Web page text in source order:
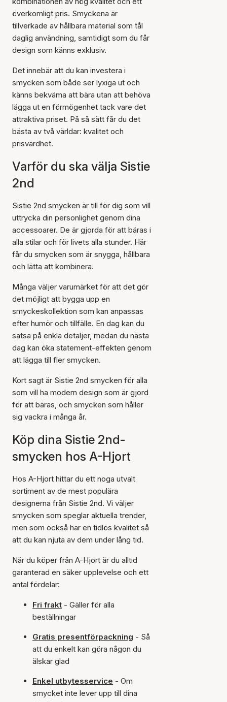
överkomligt pris. Smyckena är
tillverkade av hållbara material som tål
daglig användning, samtidigt som du får
design som känns exklusiv.
Det innebär att du kan investera i
smycken som både ser lyxiga ut och
känns bekväma att bära utan att behöva
lägga ut en förmögenhet tack vare det
attraktiva priset. På så sätt får du det
bästa av två världar: kvalitet och
prisvärdhet.
Varför du ska välja Sistie
2nd
Sistie 2nd smycken är till för dig som vill
uttrycka din personlighet genom dina
accessoarer. De är gjorda för att bäras i
alla stilar och för livets alla stunder. Här
får du smycken som är snygga, hållbara
och lätta att kombinera.
Många väljer varumärket för att det gör
det möjligt att bygga upp en
smyckeskollektion som kan anpassas
efter humör och tillfälle. En dag kan du
satsa på enkla detaljer, medan du nästa
dag kan öka statement-effekten genom
att lägga till fler smycken.
Kort sagt är Sistie 2nd smycken för alla
som vill ha modern design som är gjord
för att bäras, och smycken som håller
sig vackra i många år.
Köp dina Sistie 2nd-
smycken hos A-Hjort
Hos A-Hjort hittar du ett noga utvalt
sortiment av de mest populära
designerna från Sistie 2nd. Vi väljer
smycken som speglar aktuella trender,
men som också har en tidlös kvalitet så
att du kan njuta av dem under lång tid.
När du köper från A-Hjort är du alltid
garanterad en säker upplevelse och ett
antal fördelar:
Fri frakt - Gäller för alla
beställningar
Gratis presentförpackning - Så
att du enkelt kan göra någon du
älskar glad
Enkel utbytesservice - Om
smycket inte lever upp till dina